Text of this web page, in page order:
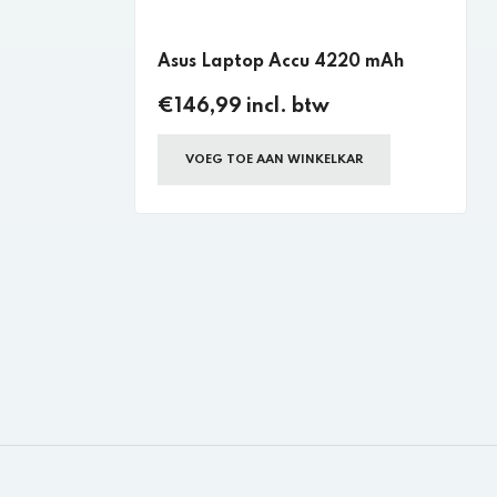
Asus Laptop Accu 4220 mAh
€146,99 incl. btw
VOEG TOE AAN WINKELKAR